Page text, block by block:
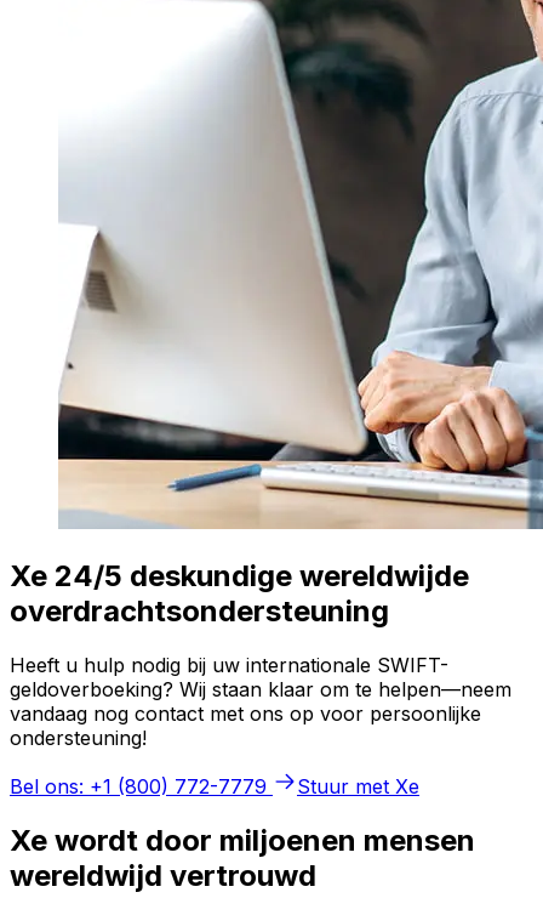
Xe 24/5 deskundige wereldwijde
overdrachtsondersteuning
Heeft u hulp nodig bij uw internationale SWIFT-
geldoverboeking? Wij staan klaar om te helpen—neem
vandaag nog contact met ons op voor persoonlijke
ondersteuning!
Bel ons: +1 (800) 772-7779
Stuur met Xe
Xe wordt door miljoenen mensen
wereldwijd vertrouwd